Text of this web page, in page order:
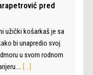
pred
užički košarkaš je sa
bi unapredio svoj
u svom rodnom
[…]